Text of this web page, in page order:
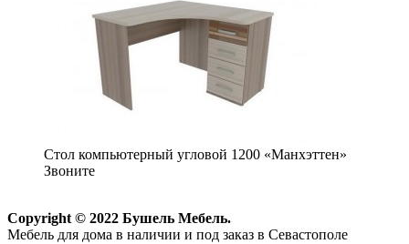
Стол компьютерный угловой 1200 «Манхэттен»
Звоните
Copyright © 2022 Бушель Мебель.
Мебель для дома в наличии и под заказ в Севастополе